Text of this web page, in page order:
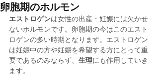
卵胞期のホルモン
エストロゲンは女性の出産・妊娠には欠かせ
ないホルモンです。卵胞期の今はこのエスト
ロゲンの多い時期となります。エストロゲン
は妊娠中の方や妊娠を希望する方にとって重
要であるのみならず、 生理にも作用していき
ます。